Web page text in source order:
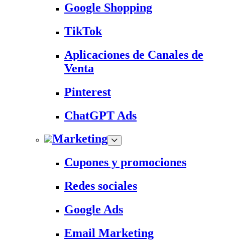
Google Shopping
TikTok
Aplicaciones de Canales de
Venta
Pinterest
ChatGPT Ads
Marketing
Cupones y promociones
Redes sociales
Google Ads
Email Marketing